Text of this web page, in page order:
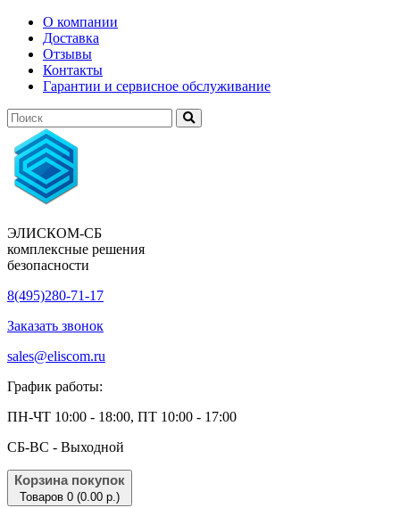
О компании
Доставка
Отзывы
Контакты
Гарантии и сервисное обслуживание
ЭЛИСКОМ-СБ
комплексные решения
безопасности
8(495)280-71-17
Заказать звонок
sales@eliscom.ru
График работы:
ПН-ЧТ 10:00 - 18:00, ПТ 10:00 - 17:00
CБ-ВС - Выходной
Корзина покупок
Товаров 0 (0.00 р.)